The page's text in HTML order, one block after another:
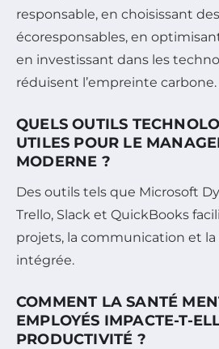
responsable, en choisissant
écoresponsables, en
en investissant dans les
réduisent l’empreinte carbone.
QUELS OUTILS
UTILES POUR LE
MODERNE ?
Des outils tels que Microsoft
Trello, Slack et QuickBooks
projets, la communication et
intégrée.
COMMENT LA SANTÉ
EMPLOYÉS IMPACTE-T-
PRODUCTIVITÉ ?